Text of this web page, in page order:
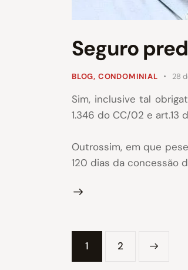
Seguro
BLOG, CONDOMINIAL 28
Sim, inclusive tal
1.346 do CC/02 e art.13
Outrossim, em que
120 dias da concessão
1 2